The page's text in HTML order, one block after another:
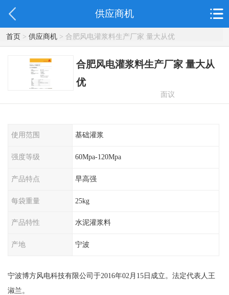
供应商机
首页> 供应商机> 合肥风电灌浆料生产厂家 量大从优
合肥风电灌浆料生产厂家 量大从
优
面议
使用范围 基础灌浆
强度等级 60Mpa-120Mpa
产品特点 早高强
每袋重量 25kg
产品特性 水泥灌浆料
产地 宁波
宁波博方风电科技有限公司于2016年02月15日成立。法定代表人王
淑兰。